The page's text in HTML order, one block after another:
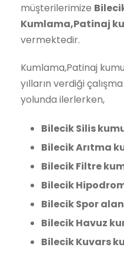
müşterilerimize
Kumlama,Patinaj
vermektedir.
Kumlama,Patinaj
yılların verdiği
yolunda ilerlerken,
Bilecik Silis
Bilecik Arıtma
Bilecik Filtre
Bilecik
Bilecik Spor
Bilecik Havuz
Bilecik Kuvars